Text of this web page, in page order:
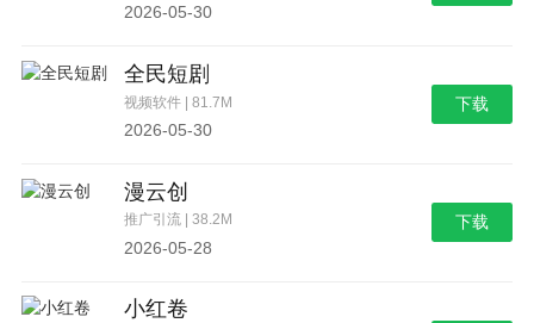
2026-05-30
全民短剧
视频软件 | 81.7M
2026-05-30
下载
漫云创
推广引流 | 38.2M
2026-05-28
下载
小红卷